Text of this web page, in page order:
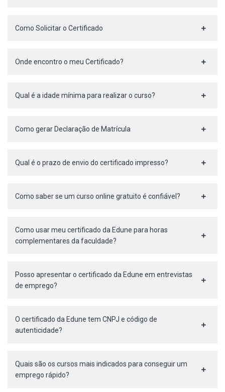
Como Solicitar o Certificado
Onde encontro o meu Certificado?
Qual é a idade mínima para realizar o curso?
Como gerar Declaração de Matrícula
Qual é o prazo de envio do certificado impresso?
Como saber se um curso online gratuito é confiável?
Como usar meu certificado da Edune para horas
complementares da faculdade?
Posso apresentar o certificado da Edune em entrevistas
de emprego?
O certificado da Edune tem CNPJ e código de
autenticidade?
Quais são os cursos mais indicados para conseguir um
emprego rápido?